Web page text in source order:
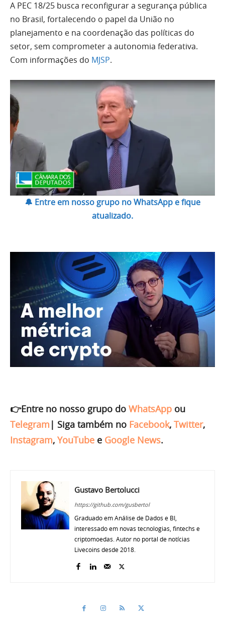
A PEC 18/25 busca reconfigurar a segurança pública
no Brasil, fortalecendo o papel da União no
planejamento e na coordenação das políticas do
setor, sem comprometer a autonomia federativa.
Com informações do MJSP.
🔔 Entre em nosso grupo no WhatsApp e fique
atualizado.
👉Entre no nosso grupo do WhatsApp ou
Telegram | Siga também no Facebook, Twitter,
Instagram, YouTube e Google News.
Gustavo Bertolucci
https://github.com/gusbertol
Graduado em Análise de Dados e BI,
interessado em novas tecnologias, fintechs e
criptomoedas. Autor no portal de notícias
Livecoins desde 2018.